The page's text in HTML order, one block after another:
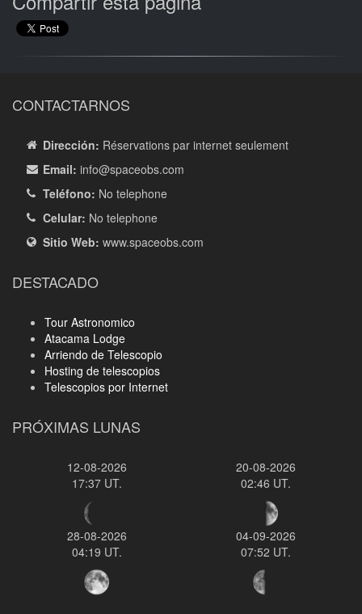
CONTACTARNOS
Dirección: Réservations par internet seulement
Email: info@spaceobs.com
Teléfono: No telephone
Celular: No telephone
Sitio Web: www.spaceobs.com
DESTACADO
Tour Astronomico
Atacama Lodge
Arriendo de Telescopio
Hosting de telescopios
Telescopios por Internet
PRÓXIMAS LUNAS
12-08-2026
17:37 UT.
20-08-2026
02:46 UT.
28-08-2026
04:19 UT.
04-09-2026
07:52 UT.